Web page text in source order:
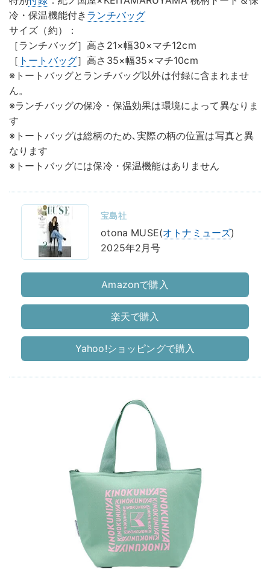
冷・保温機能付き ランチバッグ
サイズ（約）：
［ランチバッグ］高さ21×幅30×マチ12cm
［ トートバッグ］高さ35×幅35×マチ10cm
※トートバッグとランチバッグ以外は付録に含まれませ
ん。
※ランチバッグの保冷・保温効果は環境によって異なりま
す
※トートバッグは総柄のため､実際の柄の位置は写真と異
なります
※トートバッグには保冷・保温機能はありません
宝島社
otona MUSE(オトナミューズ)
2025年2月号
Amazonで購入
楽天で購入
Yahoo!ショッピングで購入